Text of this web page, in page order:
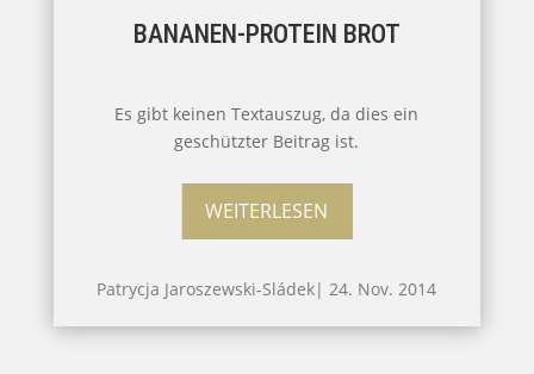
BANANEN-PROTEIN BROT
Es gibt keinen Textauszug, da dies ein
geschützter Beitrag ist.
WEITERLESEN
Patrycja Jaroszewski-Sládek|24. Nov. 2014